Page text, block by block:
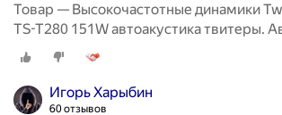
Товар — Высокочастотные динамики
TS-T280 151W автоакустика твитеры.
Вч динамики колонки пищалки для авто
Игорь Харыбин
60 отзывов